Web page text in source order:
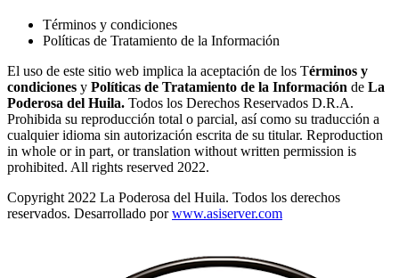
Términos y condiciones
Políticas de Tratamiento de la Información
El uso de este sitio web implica la aceptación de los Términos y
condiciones y Políticas de Tratamiento de la Información de La
Poderosa del Huila. Todos los Derechos Reservados D.R.A.
Prohibida su reproducción total o parcial, así como su traducción a
cualquier idioma sin autorización escrita de su titular. Reproduction
in whole or in part, or translation without written permission is
prohibited. All rights reserved 2022.
Copyright 2022 La Poderosa del Huila. Todos los derechos
reservados. Desarrollado porwww.asiserver.com